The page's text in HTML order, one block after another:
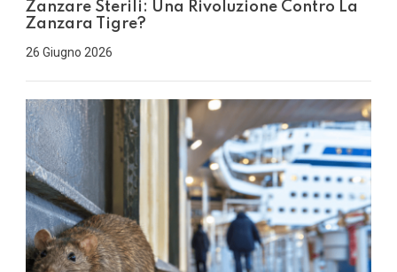
Zanzare Sterili: Una Rivoluzione Contro La
Zanzara Tigre?
26 Giugno 2026